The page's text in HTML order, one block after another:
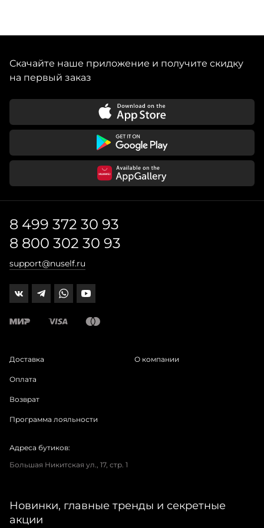
соответствует тематической вышивке с затейливым
Скачайте наше приложение и получите скидку
на первый заказ
8 499 372 30 93
8 800 302 30 93
support@nuself.ru
Доставка
Оплата
Возврат
Программа лояльности
О компании
Адреса бутиков:
Большая Никитская ул., 17, стр. 1
Новинки, главные тренды и секретные
акции